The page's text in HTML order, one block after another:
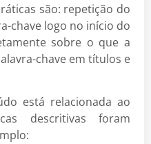
são: repetição do
chave logo no início do
sobre o que a
chave em títulos e
está relacionada ao
descritivas foram